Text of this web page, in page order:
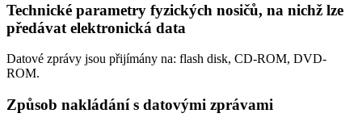
Technické parametry fyzických nosičů, na nichž lze
předávat elektronická data
Datové zprávy jsou přijímány na: flash disk, CD-ROM, DVD-
ROM.
Způsob nakládání s datovými zprávami